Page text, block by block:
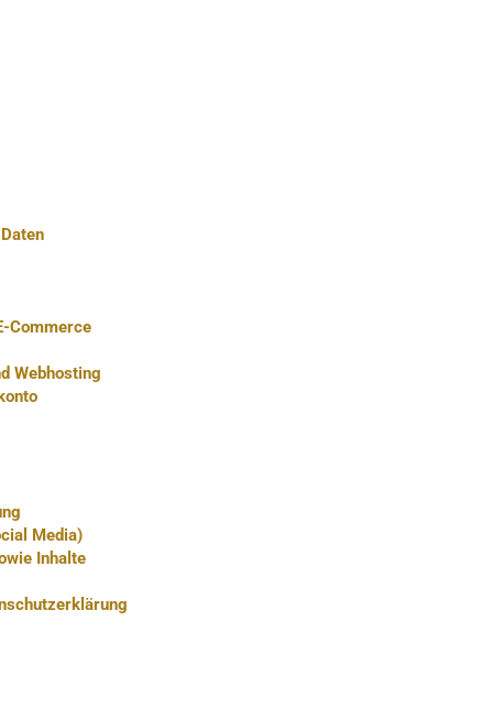
Commerce
Webhosting
Media)
Inhalte